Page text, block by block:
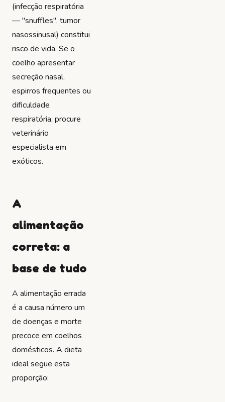
(infecção respiratória
— "snuffles", tumor
nasossinusal) constitui
risco de vida. Se o
coelho apresentar
secreção nasal,
espirros frequentes ou
dificuldade
respiratória, procure
veterinário
especialista em
exóticos.
A
alimentação
correta: a
base de tudo
A alimentação errada
é a causa número um
de doenças e morte
precoce em coelhos
domésticos. A dieta
ideal segue esta
proporção: